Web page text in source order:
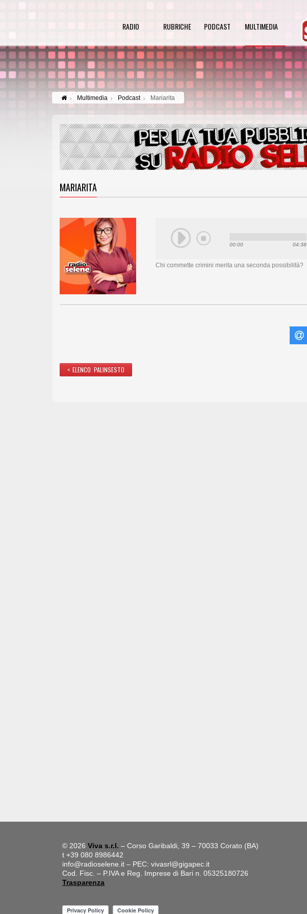
RADIO RUBRICHE PODCAST MULTIMEDIA
Multimedia Podcast Mariarita
MARIARITA
00:00 04:38
Chi commette crimini merita una seconda possibilità?
< ELENCO PALINSESTO
© 2026 Viva s.r.l. – Corso Garibaldi, 39 – 70033 Corato (BA)
t +39 080 8986442
info@radioselene.it – PEC: vivasrl@gigapec.it
Cod. Fisc. – P.IVA e Reg. Imprese di Bari n. 05325180726
Trasparenza